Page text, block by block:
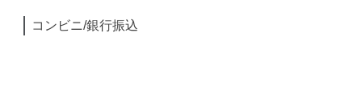
コンビニ/銀行振込